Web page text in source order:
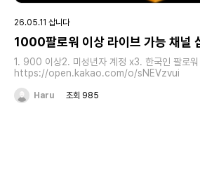
26.05.11 삽니다
1000팔로워 이상 라이브 가능 채널
1. 900 이상2. 미성년자 계정 x3. 한국인 팔로워
https://open.kakao.com/o/sNEVzvui
Haru 조회 985